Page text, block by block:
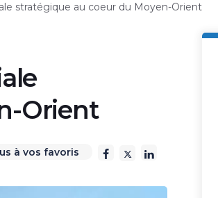
stratégique au coeur du Moyen-Orient
Orient
à vos favoris